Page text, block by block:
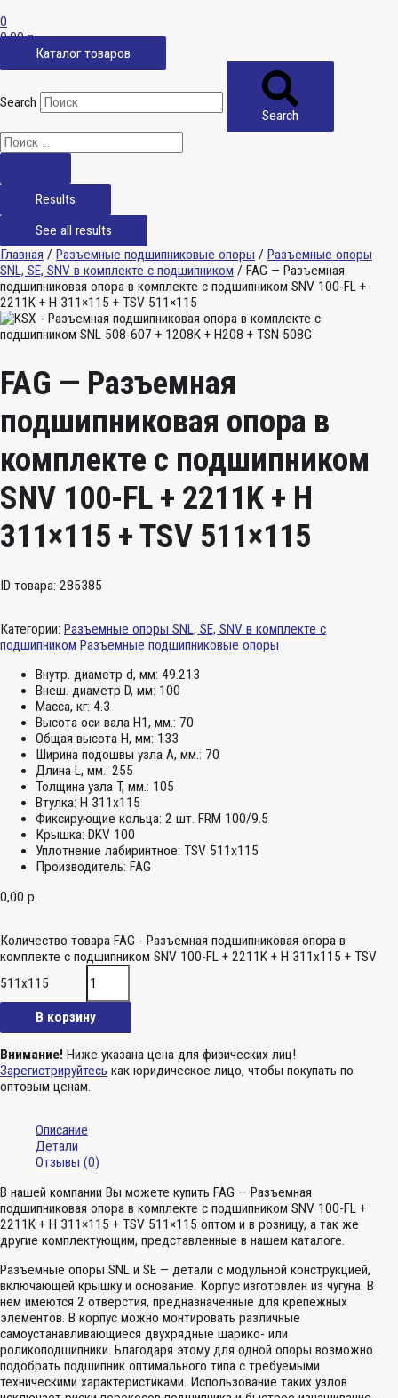
0
0,00р.
Каталог товаров
Search
Search
Results
See all results
Главная / Разъемные подшипниковые опоры / Разъемные опоры
SNL, SE, SNV в комплекте с подшипником / FAG — Разъемная
подшипниковая опора в комплекте с подшипником SNV 100-FL +
2211K + H 311×115 + TSV 511×115
FAG — Разъемная
подшипниковая опора в
комплекте с подшипником
SNV 100-FL + 2211K + H
311×115 + TSV 511×115
ID товара: 285385
Категории: Разъемные опоры SNL, SE, SNV в комплекте с
подшипником Разъемные подшипниковые опоры
Внутр. диаметр d, мм: 49.213
Внеш. диаметр D, мм: 100
Масса, кг: 4.3
Высота оси вала H1, мм.: 70
Общая высота H, мм: 133
Ширина подошвы узла А, мм.: 70
Длина L, мм.: 255
Толщина узла T, мм.: 105
Втулка: H 311x115
Фиксирующие кольца: 2 шт. FRM 100/9.5
Крышка: DKV 100
Уплотнение лабиринтное: TSV 511x115
Производитель: FAG
0,00 р.
Количество товара FAG - Разъемная подшипниковая опора в
комплекте с подшипником SNV 100-FL + 2211K + H 311x115 + TSV
511x115
В корзину
Внимание! Ниже указана цена для физических лиц!
Зарегистрируйтесь как юридическое лицо, чтобы покупать по
оптовым ценам.
Описание
Детали
Отзывы (0)
В нашей компании Вы можете купить FAG — Разъемная
подшипниковая опора в комплекте с подшипником SNV 100-FL +
2211K + H 311×115 + TSV 511×115 оптом и в розницу, а так же
другие комплектующим, представленные в нашем каталоге.
Разъемные опоры SNL и SE — детали с модульной конструкцией,
включающей крышку и основание. Корпус изготовлен из чугуна. В
нем имеются 2 отверстия, предназначенные для крепежных
элементов. В корпус можно монтировать различные
самоустанавливающиеся двухрядные шарико- или
роликоподшипники. Благодаря этому для одной опоры возможно
подобрать подшипник оптимального типа с требуемыми
техническими характеристиками. Использование таких узлов